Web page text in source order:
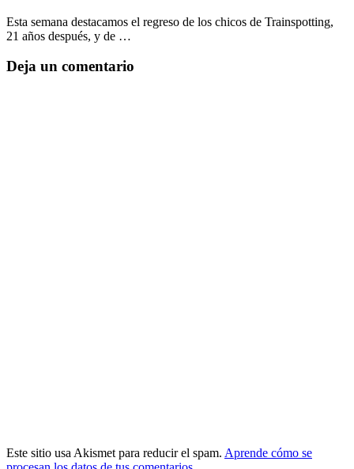
Esta semana destacamos el regreso de los chicos de Trainspotting,
21 años después, y de …
Deja un comentario
Este sitio usa Akismet para reducir el spam. Aprende cómo se